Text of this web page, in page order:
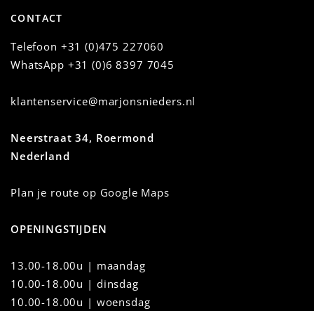
CONTACT
Telefoon +31 (0)475 227060
WhatsApp +31 (0)6 8397 7045
klantenservice@marjonsnieders.nl
Neerstraat 34, Roermond
Nederland
Plan je route op Google Maps
OPENINGSTIJDEN
13.00-18.00u | maandag
10.00-18.00u | dinsdag
10.00-18.00u | woensdag